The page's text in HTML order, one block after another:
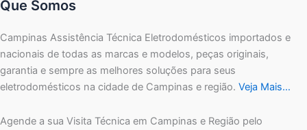
Que Somos
Campinas Assistência Técnica Eletrodomésticos importados e
nacionais de todas as marcas e modelos, peças originais,
garantia e sempre as melhores soluções para seus
eletrodomésticos na cidade de Campinas e região. Veja Mais…
Agende a sua Visita Técnica em Campinas e Região pelo